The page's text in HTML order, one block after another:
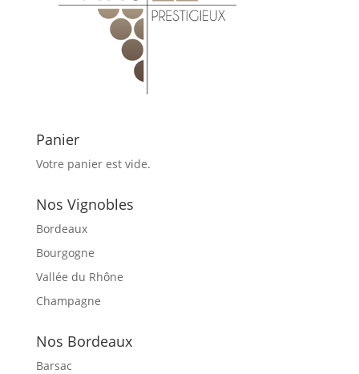
Panier
Votre panier est vide.
Nos Vignobles
Bordeaux
Bourgogne
Vallée du Rhône
Champagne
Nos Bordeaux
Barsac